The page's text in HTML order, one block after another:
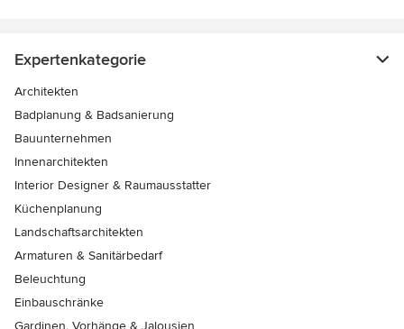
Expertenkategorie
Architekten
Badplanung & Badsanierung
Bauunternehmen
Innenarchitekten
Interior Designer & Raumausstatter
Küchenplanung
Landschaftsarchitekten
Armaturen & Sanitärbedarf
Beleuchtung
Einbauschränke
Gardinen, Vorhänge & Jalousien